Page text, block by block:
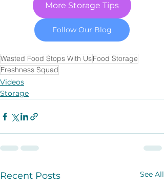
More Storage Tips
Follow Our Blog
Wasted Food Stops With UsFood Storage
Freshness Squad
Videos
Storage
Recent Posts See All